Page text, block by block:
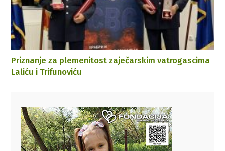
Priznanje za plemenitost zaječarskim vatrogascima
Laliću i Trifunoviću